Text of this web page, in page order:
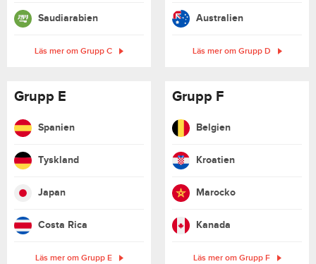
Saudiarabien
Läs mer om Grupp C
Australien
Läs mer om Grupp D
Grupp E
Spanien
Tyskland
Japan
Costa Rica
Läs mer om Grupp E
Grupp F
Belgien
Kroatien
Marocko
Kanada
Läs mer om Grupp F